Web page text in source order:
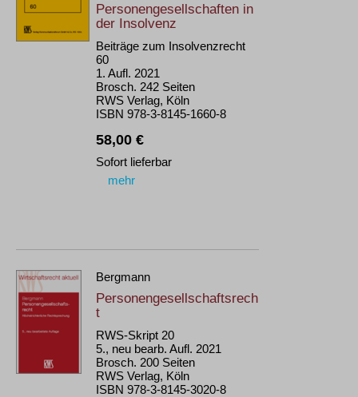
Personengesellschaften in
der Insolvenz
Beiträge zum Insolvenzrecht
60
1. Aufl. 2021
Brosch. 242 Seiten
RWS Verlag, Köln
ISBN 978-3-8145-1660-8
58,00 €
Sofort lieferbar
mehr
Bergmann
Personengesellschaftsrech
t
RWS-Skript 20
5., neu bearb. Aufl. 2021
Brosch. 200 Seiten
RWS Verlag, Köln
ISBN 978-3-8145-3020-8